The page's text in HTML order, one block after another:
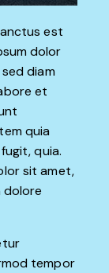
est
dolor
diam
et
quia
quia.
sit amet,
dolore
tempor